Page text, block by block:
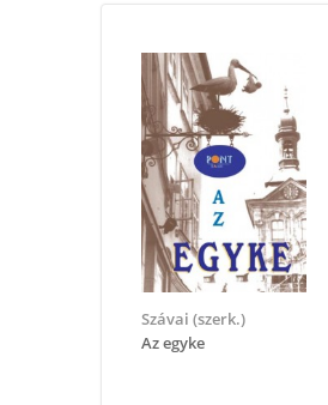
Szávai (szerk.)
Az egyke